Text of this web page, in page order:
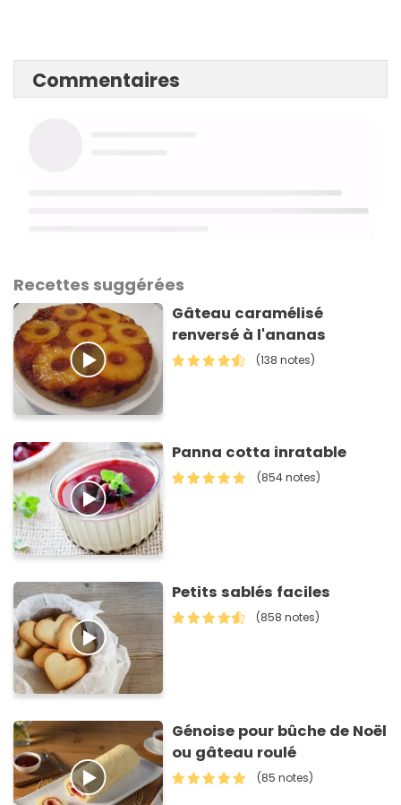
Commentaires
Recettes suggérées
Gâteau caramélisé
renversé à l'ananas
(138 notes)
Panna cotta inratable
(854 notes)
Petits sablés faciles
(858 notes)
Génoise pour bûche de Noël
ou gâteau roulé
(85 notes)